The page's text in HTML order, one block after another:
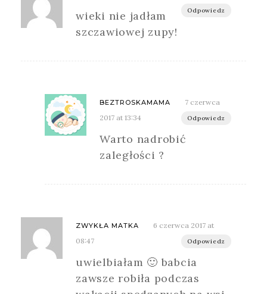
Odpowiedz
wieki nie jadłam
szczawiowej zupy!
BEZTROSKAMAMA
7 czerwca
2017 at 13:34
Odpowiedz
Warto nadrobić
zaległości ?
ZWYKŁA MATKA
6 czerwca 2017 at
08:47
Odpowiedz
uwielbiałam 🙂 babcia
zawsze robiła podczas